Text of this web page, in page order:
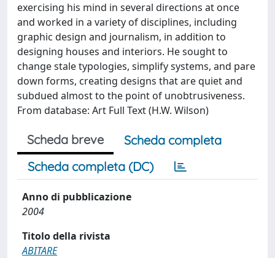
exercising his mind in several directions at once
and worked in a variety of disciplines, including
graphic design and journalism, in addition to
designing houses and interiors. He sought to
change stale typologies, simplify systems, and pare
down forms, creating designs that are quiet and
subdued almost to the point of unobtrusiveness.
From database: Art Full Text (H.W. Wilson)
Scheda breve
Scheda completa
Scheda completa (DC)
Anno di pubblicazione
2004
Titolo della rivista
ABITARE